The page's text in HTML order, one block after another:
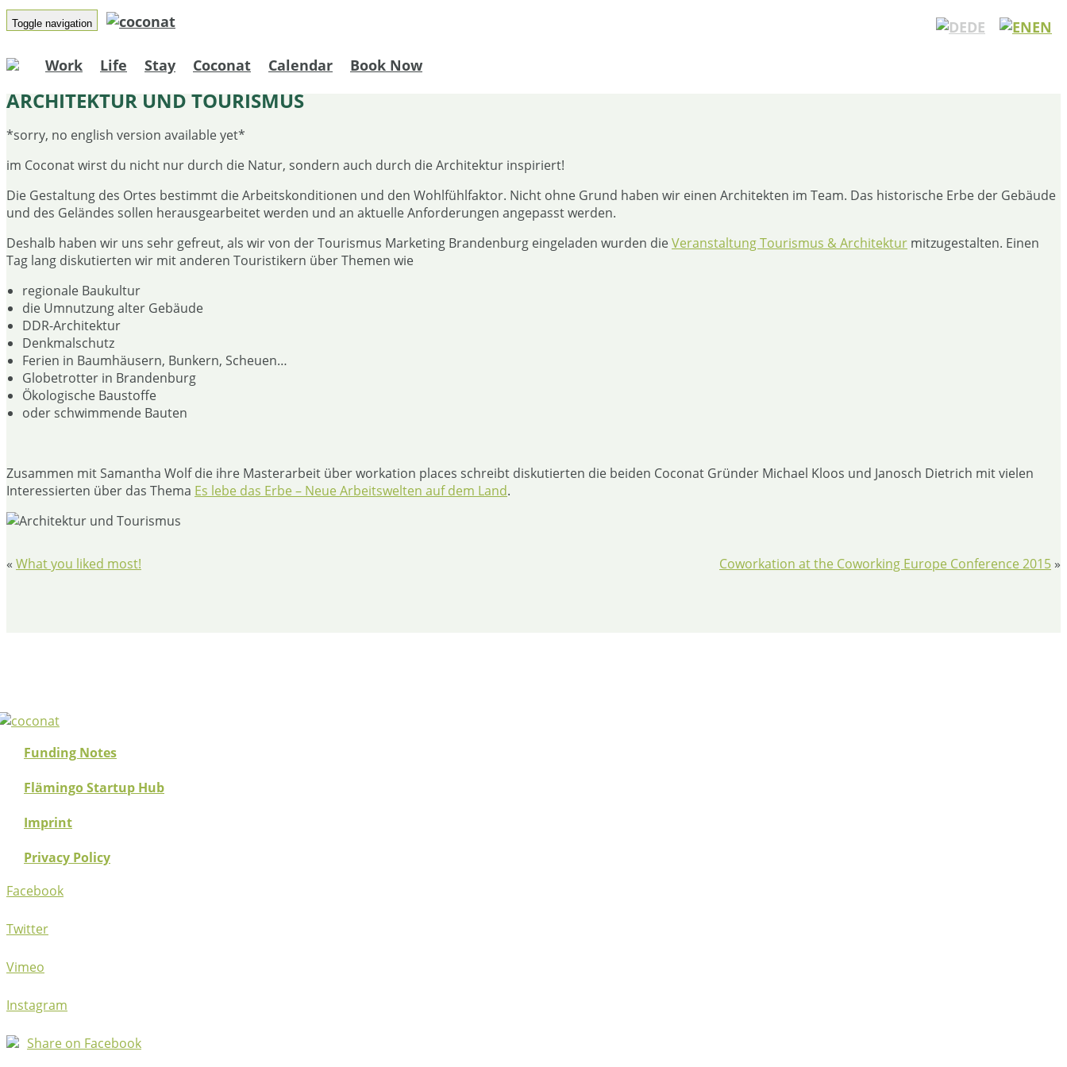
Toggle navigation
Work Life Stay Coconat Calendar Book Now
DE EN
ARCHITEKTUR UND TOURISMUS
*sorry, no english version available yet*
im Coconat wirst du nicht nur durch die Natur, sondern auch durch die Architektur inspiriert!
Die Gestaltung des Ortes bestimmt die Arbeitskonditionen und den Wohlfühlfaktor. Nicht ohne Grund haben wir einen Architekten im Team. Das historische Erbe der Gebäude
und des Geländes sollen herausgearbeitet werden und an aktuelle Anforderungen angepasst werden.
Deshalb haben wir uns sehr gefreut, als wir von der Tourismus Marketing Brandenburg eingeladen wurden dieVeranstaltung Tourismus & Architektur mitzugestalten. Einen
Tag lang diskutierten wir mit anderen Touristikern über Themen wie
regionale Baukultur
die Umnutzung alter Gebäude
DDR-Architektur
Denkmalschutz
Ferien in Baumhäusern, Bunkern, Scheuen…
Globetrotter in Brandenburg
Ökologische Baustoffe
oder schwimmende Bauten
Zusammen mit Samantha Wolf die ihre Masterarbeit über workation places schreibt diskutierten die beiden Coconat Gründer Michael Kloos und Janosch Dietrich mit vielen
Interessierten über das Thema Es lebe das Erbe – Neue Arbeitswelten auf dem Land.
« What you liked most! Coworkation at the Coworking Europe Conference 2015 »
Funding Notes
Flämingo Startup Hub
Imprint
Privacy Policy
Facebook
Twitter
Vimeo
Instagram
Share on Facebook